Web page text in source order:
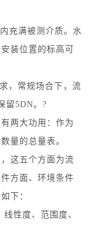
充满被测介质。水
装位置的标高可
，常规场合下，流
留5DN。?
两大功用：作为
量的总量表。
这五个方面为流
方面、环境条件
下：
性度、范围度、